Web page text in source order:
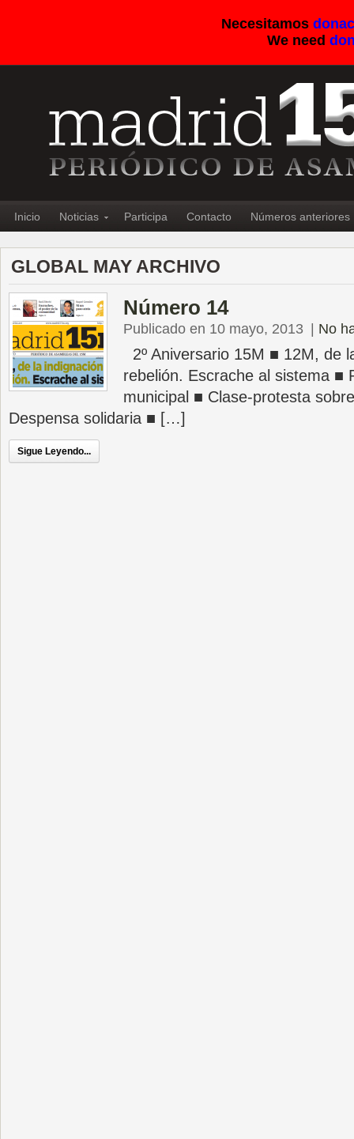
Necesitamos
We need
Inicio Noticias Participa Contacto Números anteriores
GLOBAL MAY ARCHIVO
Número 14
Publicado en 10 mayo, 2013 No
2º Aniversario 15M ■ 12M, de
rebelión. Escrache al sistema ■
municipal ■ Clase-protesta
Despensa solidaria ■ […]
Sigue Leyendo...